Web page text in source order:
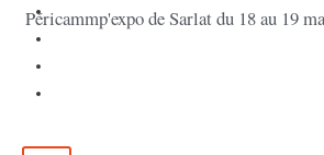
Partenaires
Péricammp'expo de Sarlat du 18 au 19